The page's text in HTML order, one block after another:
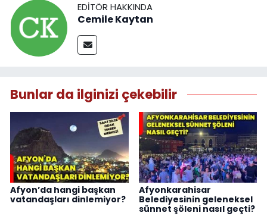
EDITÖR HAKKINDA
Cemile Kaytan
Bunlar da ilginizi çekebilir
Afyon’da hangi başkan
vatandaşları dinlemiyor?
Afyonkarahisar
Belediyesinin geleneksel
sünnet şöleni nasıl geçti?